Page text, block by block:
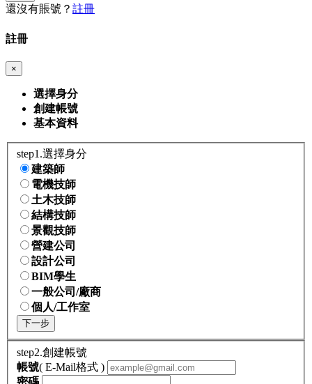
還沒有賬號？ 註冊
註冊
×
選擇身分
創建帳號
基本資料
step1.選擇身分
建築師
電機技師
土木技師
結構技師
景觀技師
營建公司
設計公司
BIM學生
一般公司/廠商
個人/工作室
下一步
step2.創建帳號
帳號( E-Mail格式 )
密碼